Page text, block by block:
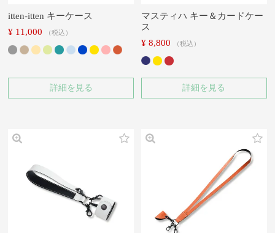
itten-itten キーケース
¥ 11,000 税込
詳細を見る
マスティハ キー＆カードケー
ス
¥ 8,800 税込
詳細を見る